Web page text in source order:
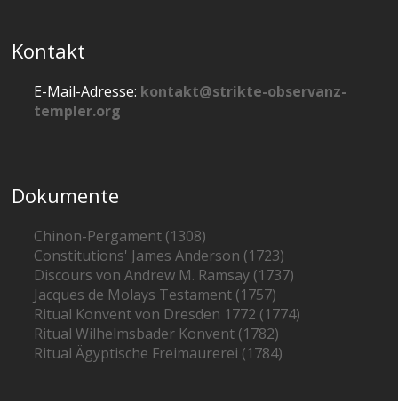
Kontakt
E-Mail-Adresse: kontakt@strikte-observanz-
templer.org
Dokumente
Chinon-Pergament (1308)
Constitutions' James Anderson (1723)
Discours von Andrew M. Ramsay (1737)
Jacques de Molays Testament (1757)
Ritual Konvent von Dresden 1772 (1774)
Ritual Wilhelmsbader Konvent (1782)
Ritual Ägyptische Freimaurerei (1784)